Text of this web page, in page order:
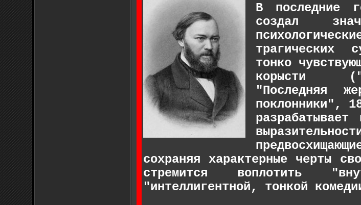
В последние
создал
трагических
тонко
корысти
"Последняя
поклонники",
сохраняя характерные черты
стремится воплотить
"интеллигентной, тонкой